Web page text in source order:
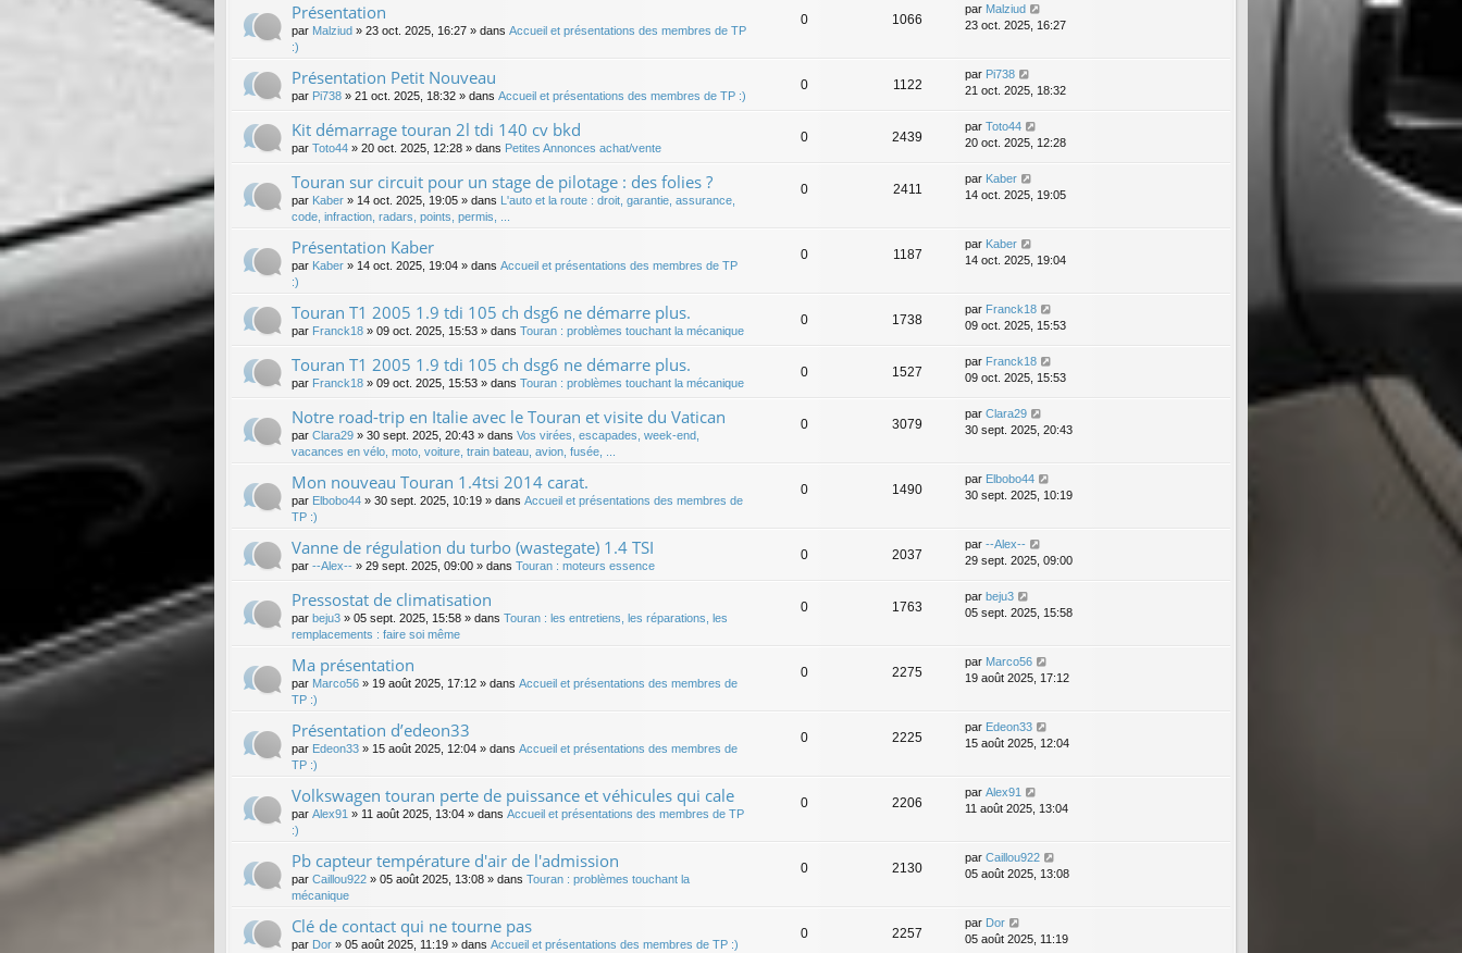
Présentation
par Malziud » 23 oct. 2025, 16:27 » dans Accueil et présentations des membres de TP
:)
0 1066
par Malziud
23 oct. 2025, 16:27
Présentation Petit Nouveau
par Pi738 » 21 oct. 2025, 18:32 » dans Accueil et présentations des membres de TP :)
0 1122
par Pi738
21 oct. 2025, 18:32
Kit démarrage touran 2l tdi 140 cv bkd
par Toto44 » 20 oct. 2025, 12:28 » dans Petites Annonces achat/vente
0 2439
par Toto44
20 oct. 2025, 12:28
Touran sur circuit pour un stage de pilotage : des folies ?
par Kaber » 14 oct. 2025, 19:05 » dans
L'auto et la route : droit, garantie, assurance,
code, infraction, radars, points, permis, ...
0 2411
par Kaber
14 oct. 2025, 19:05
Présentation Kaber
par Kaber » 14 oct. 2025, 19:04 » dans Accueil et présentations des membres de TP
:)
0 1187
par Kaber
14 oct. 2025, 19:04
Touran T1 2005 1.9 tdi 105 ch dsg6 ne démarre plus.
par Franck18 » 09 oct. 2025, 15:53 » dans Touran : problèmes touchant la mécanique
0 1738
par Franck18
09 oct. 2025, 15:53
Touran T1 2005 1.9 tdi 105 ch dsg6 ne démarre plus.
par Franck18 » 09 oct. 2025, 15:53 » dans Touran : problèmes touchant la mécanique
0 1527
par Franck18
09 oct. 2025, 15:53
Notre road-trip en Italie avec le Touran et visite du Vatican
par Clara29 » 30 sept. 2025, 20:43 » dans Vos virées, escapades, week-end,
vacances en vélo, moto, voiture, train bateau, avion, fusée, ...
0 3079
par Clara29
30 sept. 2025, 20:43
Mon nouveau Touran 1.4tsi 2014 carat.
par Elbobo44 » 30 sept. 2025, 10:19 » dans Accueil et présentations des membres de
TP :)
0 1490
par Elbobo44
30 sept. 2025, 10:19
Vanne de régulation du turbo (wastegate) 1.4 TSI
par --Alex-- » 29 sept. 2025, 09:00 » dans Touran : moteurs essence
0 2037
par --Alex--
29 sept. 2025, 09:00
Pressostat de climatisation
par beju3 » 05 sept. 2025, 15:58 » dans Touran : les entretiens, les réparations, les
remplacements : faire soi même
0 1763
par beju3
05 sept. 2025, 15:58
Ma présentation
par Marco56 » 19 août 2025, 17:12 » dans Accueil et présentations des membres de
TP :)
0 2275
par Marco56
19 août 2025, 17:12
Présentation d’edeon33
par Edeon33 » 15 août 2025, 12:04 » dans Accueil et présentations des membres de
TP :)
0 2225
par Edeon33
15 août 2025, 12:04
Volkswagen touran perte de puissance et véhicules qui cale
par Alex91 » 11 août 2025, 13:04 » dans Accueil et présentations des membres de TP
:)
0 2206
par Alex91
11 août 2025, 13:04
Pb capteur température d'air de l'admission
par Caillou922 » 05 août 2025, 13:08 » dans Touran : problèmes touchant la
mécanique
0 2130
par Caillou922
05 août 2025, 13:08
Clé de contact qui ne tourne pas
par Dor » 05 août 2025, 11:19 » dans Accueil et présentations des membres de TP :)
0 2257
par Dor
05 août 2025, 11:19